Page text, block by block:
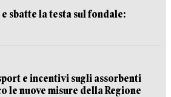
sbatte la testa sul fondale:
e incentivi sugli assorbenti
le nuove misure della Regione